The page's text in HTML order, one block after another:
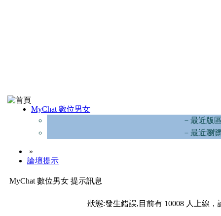
MyChat 數位男女
－最近版
－最近瀏
»
論壇提示
MyChat 數位男女 提示訊息
狀態:發生錯誤,目前有 10008 人上線